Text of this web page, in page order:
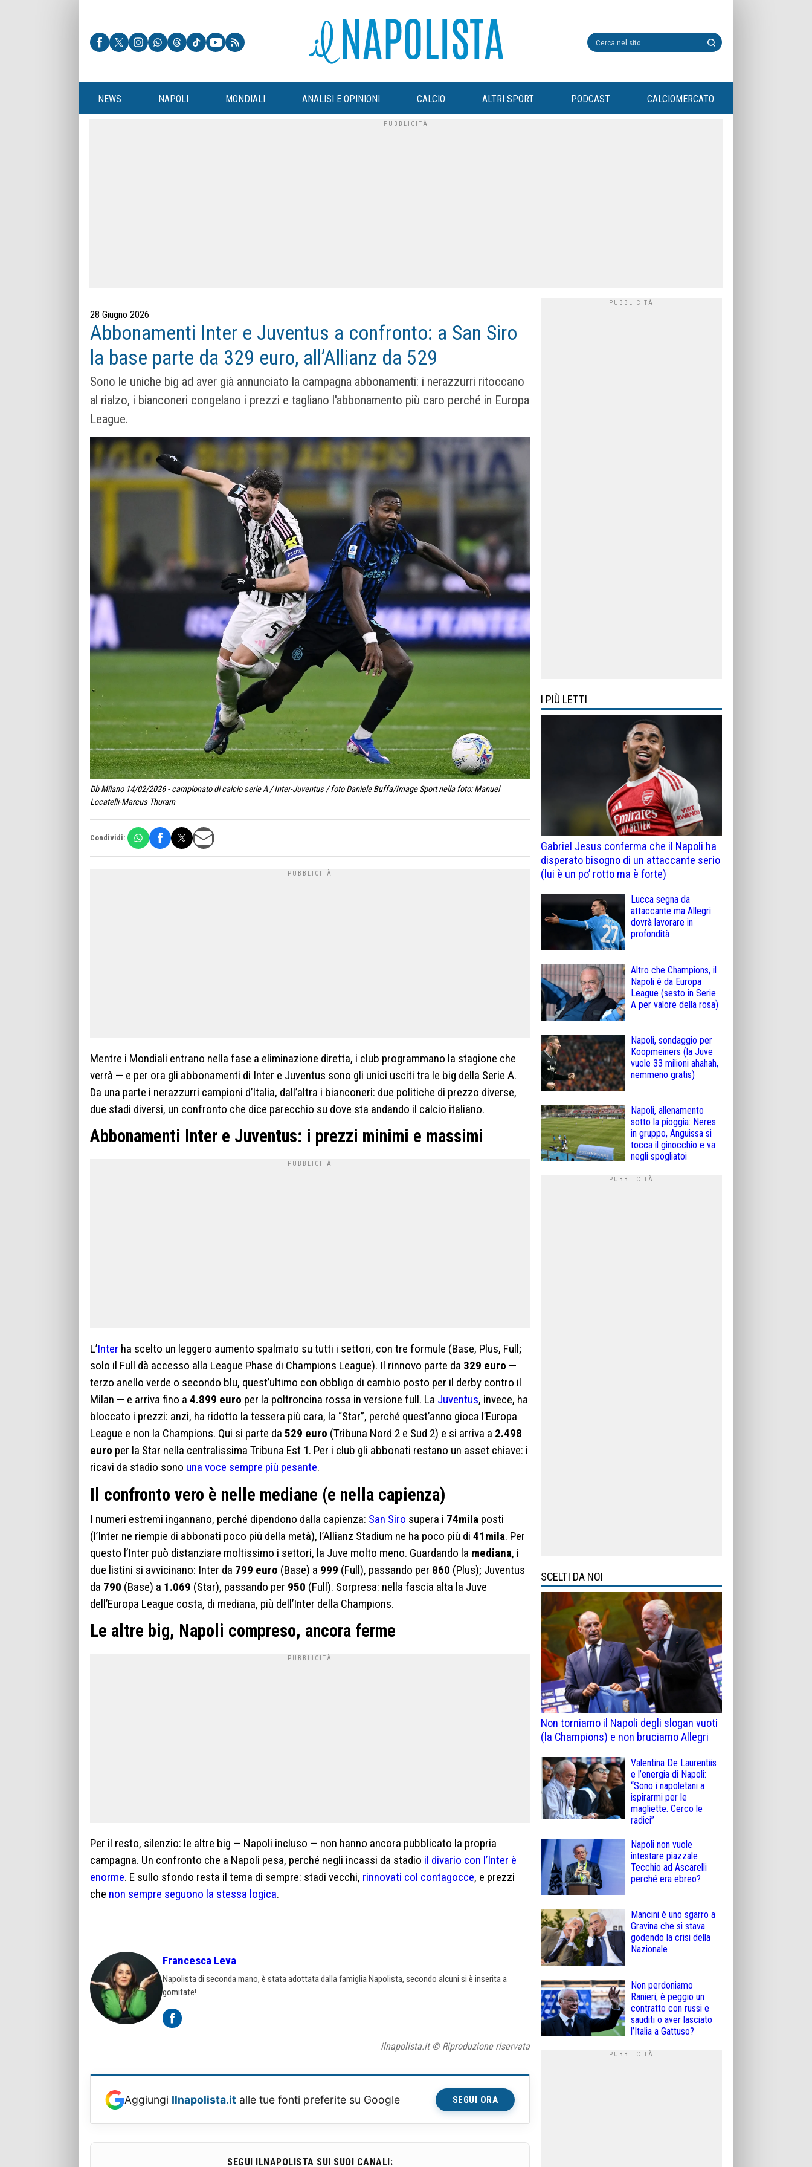
NEWS NAPOLI MONDIALI ANALISI E OPINIONI CALCIO ALTRI SPORT PODCAST CALCIOMERCATO
28 Giugno 2026
Abbonamenti Inter e Juventus a confronto: a San Siro
la base parte da 329 euro, all’Allianz da 529
Sono le uniche big ad aver già annunciato la campagna abbonamenti: i nerazzurri ritoccano
al rialzo, i bianconeri congelano i prezzi e tagliano l'abbonamento più caro perché in Europa
League.
Db Milano 14/02/2026 - campionato di calcio serie A / Inter-Juventus / foto Daniele Buffa/Image Sport nella foto: Manuel
Locatelli-Marcus Thuram
Condividi:
Mentre i Mondiali entrano nella fase a eliminazione diretta, i club programmano la stagione che
verrà — e per ora gli abbonamenti di Inter e Juventus sono gli unici usciti tra le big della Serie A.
Da una parte i nerazzurri campioni d’Italia, dall’altra i bianconeri: due politiche di prezzo diverse,
due stadi diversi, un confronto che dice parecchio su dove sta andando il calcio italiano.
Abbonamenti Inter e Juventus: i prezzi minimi e massimi
L’Inter ha scelto un leggero aumento spalmato su tutti i settori, con tre formule (Base, Plus, Full;
solo il Full dà accesso alla League Phase di Champions League). Il rinnovo parte da 329 euro —
terzo anello verde o secondo blu, quest’ultimo con obbligo di cambio posto per il derby contro il
Milan — e arriva fino a 4.899 euro per la poltroncina rossa in versione full. La Juventus, invece, ha
bloccato i prezzi: anzi, ha ridotto la tessera più cara, la “Star”, perché quest’anno gioca l’Europa
League e non la Champions. Qui si parte da 529 euro (Tribuna Nord 2 e Sud 2) e si arriva a 2.498
euro per la Star nella centralissima Tribuna Est 1. Per i club gli abbonati restano un asset chiave: i
ricavi da stadio sono una voce sempre più pesante.
Il confronto vero è nelle mediane (e nella capienza)
I numeri estremi ingannano, perché dipendono dalla capienza: San Siro supera i 74mila posti
(l’Inter ne riempie di abbonati poco più della metà), l’Allianz Stadium ne ha poco più di 41mila. Per
questo l’Inter può distanziare moltissimo i settori, la Juve molto meno. Guardando la mediana, i
due listini si avvicinano: Inter da 799 euro (Base) a 999 (Full), passando per 860 (Plus); Juventus
da 790 (Base) a 1.069 (Star), passando per 950 (Full). Sorpresa: nella fascia alta la Juve
dell’Europa League costa, di mediana, più dell’Inter della Champions.
Le altre big, Napoli compreso, ancora ferme
Per il resto, silenzio: le altre big — Napoli incluso — non hanno ancora pubblicato la propria
campagna. Un confronto che a Napoli pesa, perché negli incassi da stadio il divario con l’Inter è
enorme. E sullo sfondo resta il tema di sempre: stadi vecchi, rinnovati col contagocce, e prezzi
che non sempre seguono la stessa logica.
Francesca Leva
Napolista di seconda mano, è stata adottata dalla famiglia Napolista, secondo alcuni si è inserita a
gomitate!
ilnapolista.it © Riproduzione riservata
Aggiungi Ilnapolista.it alle tue fonti preferite su Google SEGUI ORA
SEGUI ILNAPOLISTA SUI SUOI CANALI:
I PIÙ LETTI
Gabriel Jesus conferma che il Napoli ha
disperato bisogno di un attaccante serio
(lui è un po’ rotto ma è forte)
Lucca segna da
attaccante ma Allegri
dovrà lavorare in
profondità
Altro che Champions, il
Napoli è da Europa
League (sesto in Serie
A per valore della rosa)
Napoli, sondaggio per
Koopmeiners (la Juve
vuole 33 milioni ahahah,
nemmeno gratis)
Napoli, allenamento
sotto la pioggia: Neres
in gruppo, Anguissa si
tocca il ginocchio e va
negli spogliatoi
SCELTI DA NOI
Non torniamo il Napoli degli slogan vuoti
(la Champions) e non bruciamo Allegri
Valentina De Laurentiis
e l’energia di Napoli:
“Sono i napoletani a
ispirarmi per le
magliette. Cerco le
radici”
Napoli non vuole
intestare piazzale
Tecchio ad Ascarelli
perché era ebreo?
Mancini è uno sgarro a
Gravina che si stava
godendo la crisi della
Nazionale
Non perdoniamo
Ranieri, è peggio un
contratto con russi e
sauditi o aver lasciato
l’Italia a Gattuso?